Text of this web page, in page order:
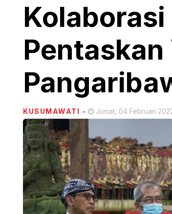
Kolaborasi
KUSUMAWATI - Jumat, 04 Februari